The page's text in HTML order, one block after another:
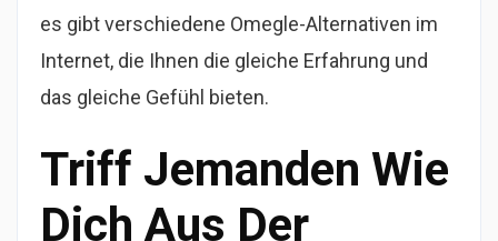
es gibt verschiedene Omegle-Alternativen im
Internet, die Ihnen die gleiche Erfahrung und
das gleiche Gefühl bieten.
Triff Jemanden Wie
Dich Aus Der